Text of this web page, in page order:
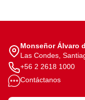
Monseñor Álvaro
Las Condes,
+56 2 2618 1000
Contáctanos